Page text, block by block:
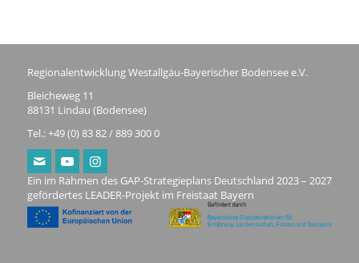
Regionalentwicklung Westallgäu-Bayerischer Bodensee e.V.
Bleicheweg 11
88131 Lindau (Bodensee)
Tel.: +49 (0) 83 82 / 889 300 0
Ein im Rahmen des GAP-Strategieplans Deutschland 2023 – 2027
gefördertes LEADER-Projekt im Freistaat Bayern